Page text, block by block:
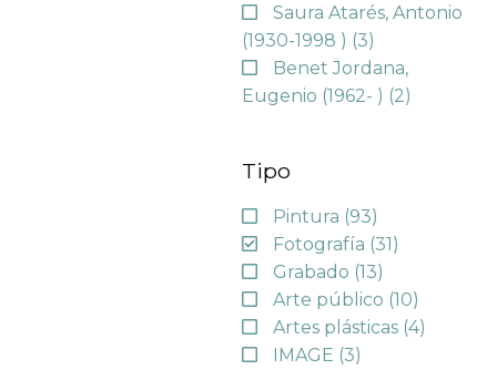
Saura Atarés, Antonio
(1930-1998 ) (3)
Benet Jordana,
Eugenio (1962- ) (2)
Tipo
Pintura (93)
Fotografía (31)
Grabado (13)
Arte público (10)
Artes plásticas (4)
IMAGE (3)